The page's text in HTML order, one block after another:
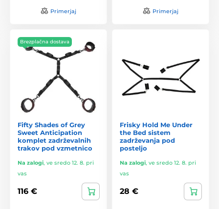
Primerjaj Primerjaj
Brezplačna dostava
Fifty Shades of Grey
Sweet Anticipation
komplet zadrževalnih
trakov pod vzmetnico
Na zalogi, ve sredo 12. 8. pri
vas
116 €
Frisky Hold Me Under
the Bed sistem
zadrževanja pod
posteljo
Na zalogi, ve sredo 12. 8. pri
vas
28 €